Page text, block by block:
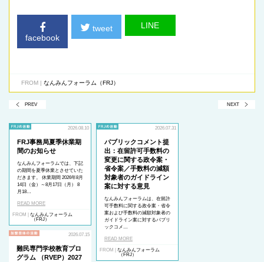
facebook
tweet LINE
FROM | なんみんフォーラム（FRJ）
PREV NEXT
2026.08.10
FRJ事務局夏季休業期
間のお知らせ
なんみんフォーラムでは、下記
の期間を夏季休業とさせていた
だきます。 休業期間 2026年8月
14日（金）～8月17日（月） 8
月18…
READ MORE
FROM | なんみんフォーラム
（FRJ）
2026.07.31
パブリックコメント提
出：在留許可手数料の
変更に関する政令案・
省令案／手数料の減額
対象者のガイドライン
案に対する意見
なんみんフォーラムは、在留許
可手数料に関する政令案・省令
案および手数料の減額対象者の
ガイドライン案に対するパブリ
ックコメ…
READ MORE
FROM | なんみんフォーラム
（FRJ）
2026.07.15
難民専門学校教育プロ
グラム （RVEP）2027